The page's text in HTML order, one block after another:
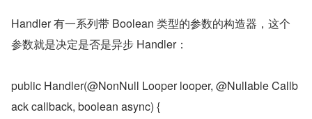
Handler 有一系列带 Boolean 类型的参数的构造器，这个
参数就是决定是否是异步 Handler：
public Handler(@NonNull Looper looper, @Nullable Callb
ack callback, boolean async) {